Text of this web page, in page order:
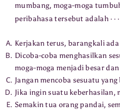
mumbang, moga-moga
peribahasa tersebut adalah
Kerjakan terus, barangkali
Dicoba-coba menghasilkan
moga-moga menjadi besar
Jangan mencoba sesuatu
Jika ingin suatu keberhasilan,
Semakin tua orang pandai,